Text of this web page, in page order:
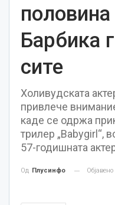
Барбика
сите
Холивудската
привлече
каде се одржа
трилер „Babygirl“,
57-годишната
Од Плусинфо Објавено